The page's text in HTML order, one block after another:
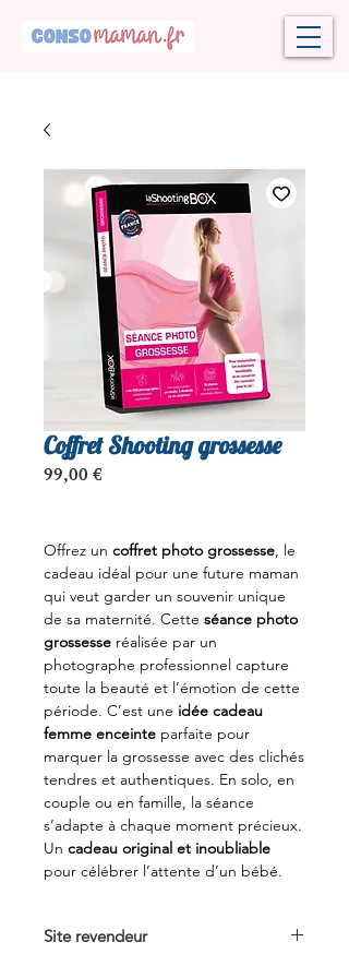
Coffret Shooting grossesse
99,00 €
Offrez un coffret photo grossesse, le
cadeau idéal pour une future maman
qui veut garder un souvenir unique
de sa maternité. Cette séance photo
grossesse réalisée par un
photographe professionnel capture
toute la beauté et l’émotion de cette
période. C’est une idée cadeau
femme enceinte parfaite pour
marquer la grossesse avec des clichés
tendres et authentiques. En solo, en
couple ou en famille, la séance
s’adapte à chaque moment précieux.
Un cadeau original et inoubliable
pour célébrer l’attente d’un bébé.
Site revendeur